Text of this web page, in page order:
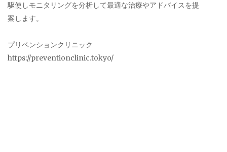
駆使しモニタリングを分析して最適な治療やアドバイスを提
案します。
プリベンションクリニック
https://preventionclinic.tokyo/